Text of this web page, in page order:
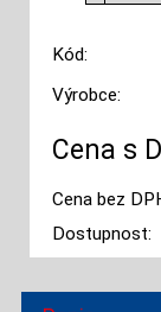
Kód:
Výrobce:
Cena s
Cena bez
Dostupnost: